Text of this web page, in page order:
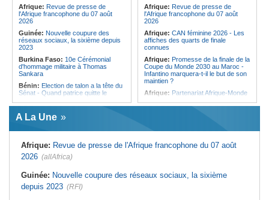
Angola:Ju-jitsu - L'Angola
décroche une quatrième médaille au
d'audition
Afrique: Revue de presse de
l'Afrique francophone du 07 août
2026
Guinée: Nouvelle coupure des
réseaux sociaux, la sixième depuis
2023
Burkina Faso: 10e Cérémonial
d'hommage militaire à Thomas
Sankara
Bénin: Election de talon a la tête du
Sénat - Quand patrice quitte le
Cameroun:
Biya - Le fantôme d'Etoudi de
cardinal d'Abuja provoque l'ire du
président Bola Tinubu
Talon prolonge son influence
politique
São Tomé and Príncipe:
Afrique: Revue de presse de
l'Afrique francophone du 07 août
2026
Afrique: CAN féminine 2026 - Les
affiches des quarts de finale
connues
Afrique: Promesse de la finale de la
Coupe du Monde 2030 au Maroc -
Infantino marquera-t-il le but de son
maintien ?
Afrique: Partenariat Afrique-Monde
relancer la coopération
d'hostilité menée par Le Caire
Tunisie:Mouled 2026 - Voici la date
Hydrogène vert - La pays
peut-il transformer son potentiel en
A La Une
Afrique: Revue de presse de l'Afrique francophone du 07 août
2026 (allAfrica)
Guinée: Nouvelle coupure des réseaux sociaux, la sixième
depuis 2023 (RFI)